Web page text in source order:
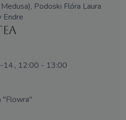
Podoski Flóra Laura
Endre
14., 12:00 - 13:00
"Flowra"